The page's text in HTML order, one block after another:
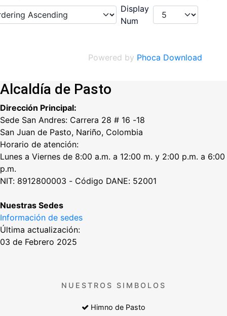
Display
Num
Powered by Phoca Download
Alcaldía de Pasto
Dirección Principal:
Sede San Andres: Carrera 28 # 16 -18
San Juan de Pasto, Nariño, Colombia
Horario de atención:
Lunes a Viernes de 8:00 a.m. a 12:00 m. y 2:00 p.m. a 6:00
p.m.
NIT: 8912800003 - Código DANE: 52001
Nuestras Sedes
Información de sedes
Última actualización:
03 de Febrero 2025
NUESTROS SIMBOLOS
Himno de Pasto